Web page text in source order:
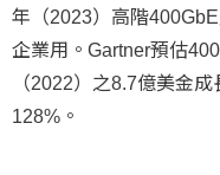
年（2023）高階
企業用。Gartner預估
（2022）之8.7億美金
128%。